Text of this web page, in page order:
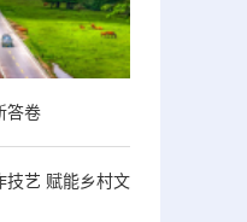
答卷
技艺 赋能乡村文